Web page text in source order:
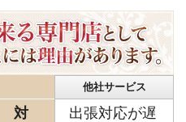
他社サービス
対
出張対応が遅